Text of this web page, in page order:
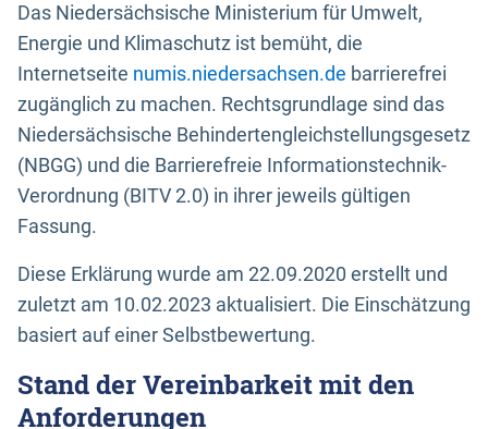
Das Niedersächsische Ministerium für Umwelt,
Energie und Klimaschutz ist bemüht, die
Internetseite numis.niedersachsen.de barrierefrei
zugänglich zu machen. Rechtsgrundlage sind das
Niedersächsische Behindertengleichstellungsgesetz
(NBGG) und die Barrierefreie Informationstechnik-
Verordnung (BITV 2.0) in ihrer jeweils gültigen
Fassung.
Diese Erklärung wurde am 22.09.2020 erstellt und
zuletzt am 10.02.2023 aktualisiert. Die Einschätzung
basiert auf einer Selbstbewertung.
Stand der Vereinbarkeit mit den
Anforderungen